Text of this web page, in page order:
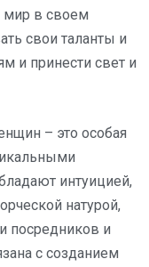
мир в своем
свои таланты и
и принести свет и
– это особая
интуицией,
натурой,
посредников и
с созданием